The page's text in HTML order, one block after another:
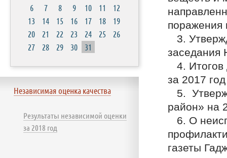
поражения
3.
заседания
4. Итогов
за 2017
5.
район»
6. О
газеты
6
7 8 9 10 11
12
13
14 15 16 17 18
19
20
21 22 23 24 25
26
27
28 29 30 31
Независимая оценка качества
Результаты независимой оценки
за 2018 год